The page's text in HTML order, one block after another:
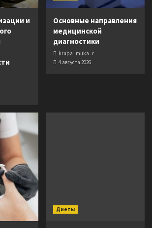
и
Основные направления
медицинской
диагностики
krupa_muka_r
4 августа 2026
Диеты